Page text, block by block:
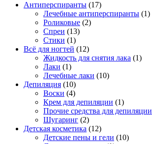
Антиперспиранты (17)
Лечебные антиперспиранты (1)
Роликовые (2)
Спреи (13)
Стики (1)
Всё для ногтей (12)
Жидкость для снятия лака (1)
Лаки (1)
Лечебные лаки (10)
Депиляция (10)
Воски (4)
Крем для депиляции (1)
Прочие средства для депиляции
Шугаринг (2)
Детская косметика (12)
Детские пены и гели (10)